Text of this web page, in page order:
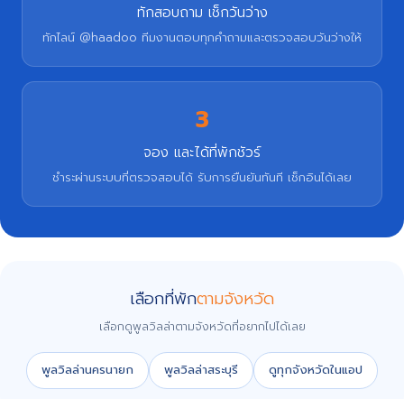
ทักสอบถาม เช็กวันว่าง
ทักไลน์ @haadoo ทีมงานตอบทุกคำถามและตรวจสอบวันว่างให้
3
จอง และได้ที่พักชัวร์
ชำระผ่านระบบที่ตรวจสอบได้ รับการยืนยันทันที เช็กอินได้เลย
เลือกที่พักตามจังหวัด
เลือกดูพูลวิลล่าตามจังหวัดที่อยากไปได้เลย
พูลวิลล่านครนายก พูลวิลล่าสระบุรี ดูทุกจังหวัดในแอป